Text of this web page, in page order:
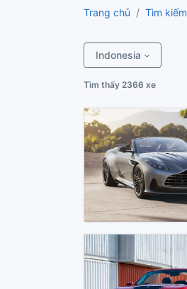
Trang chủ Tìm kiếm
Indonesia
Tìm thấy 2366 xe